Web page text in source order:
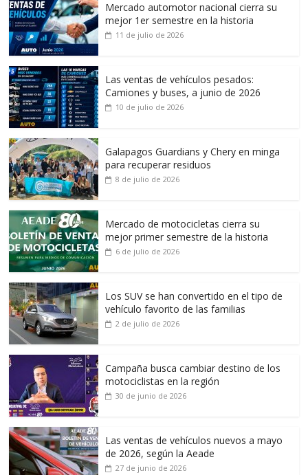
Mercado automotor nacional cierra su
mejor 1er semestre en la historia
11 de julio de 2026
Las ventas de vehículos pesados:
Camiones y buses, a junio de 2026
10 de julio de 2026
Galapagos Guardians y Chery en minga
para recuperar residuos
8 de julio de 2026
Mercado de motocicletas cierra su
mejor primer semestre de la historia
6 de julio de 2026
Los SUV se han convertido en el tipo de
vehículo favorito de las familias
2 de julio de 2026
Campaña busca cambiar destino de los
motociclistas en la región
30 de junio de 2026
Las ventas de vehículos nuevos a mayo
de 2026, según la Aeade
27 de junio de 2026